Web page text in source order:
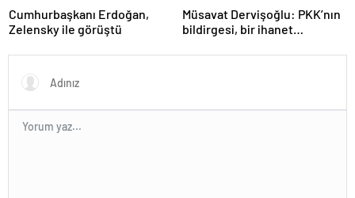
Cumhurbaşkanı Erdoğan,
Zelensky ile görüştü
Müsavat Dervişoğlu: PKK’nın
bildirgesi, bir ihanet